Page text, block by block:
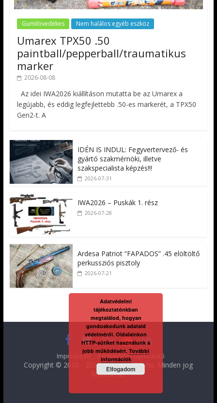
Gumilövedékes Nem halálos egyéb eszköz
Umarex TPX50 .50
paintball/pepperball/traumatikus
marker
2026-08-08
Az idei IWA2026 kiállításon mutatta be az Umarex a
legújabb, és eddig legfejlettebb .50-es markerét, a TPX50
Gen2-t. A
IDÉN IS INDUL: Fegyvertervező- és
gyártó szakmérnöki, illetve
szakspecialista képzés!!!
2026-07-31
IWA2026 – Puskák 1. rész
2026-07-28
Ardesa Patriot “FAPADOS” .45 elöltöltő
perkussziós pisztoly
2026-07-21
Impresszum Adatvédelmi tájékoztató
Copyright © 2010 - 2026FegyverVideo.hu
. Minden jog
fenntartva.
Adatvédelmi
tájékoztatónkban
megtalálod, hogyan
gondoskodunk adataid
védelméről. Oldalainkon
HTTP-sütiket használunk a
jobb működésért. További
információk
Elfogadom